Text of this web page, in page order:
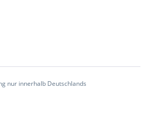
nur innerhalb Deutschlands